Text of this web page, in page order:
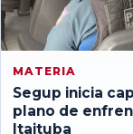
MATERIA
Segup inicia
plano de
Itaituba